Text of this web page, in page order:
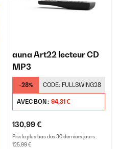
auna Art22 lecteur CD
MP3
-28% CODE: FULLSWING28
AVEC BON : 94,31 €
130,99 €
Prix le plus bas des 30 derniers jours :
125,99 €